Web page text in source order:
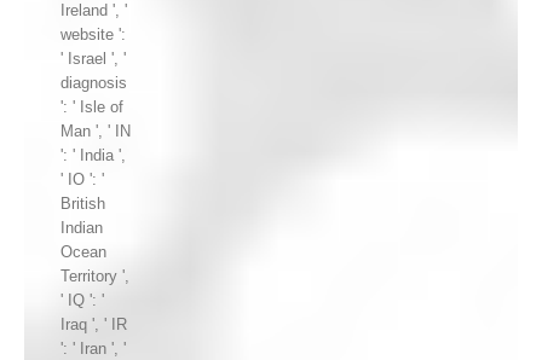
Ireland ', '
website ':
' Israel ', '
diagnosis
': ' Isle of
Man ', ' IN
': ' India ',
' IO ': '
British
Indian
Ocean
Territory ',
' IQ ': '
Iraq ', ' IR
': ' Iran ', '